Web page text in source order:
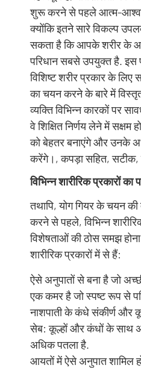
शुरू करने से पहले आत्म-
क्योंकि इतने सारे विकल्प
सकता है कि आपके शरीर के
परिधान सबसे उपयुक्त है. इस
विशिष्ट शरीर प्रकार के
का चयन करने के बारे में
व्यक्ति विभिन्न कारकों पर
वे शिक्षित निर्णय लेने में
को बेहतर बनाएंगे और उनके
करेंगे।, कपड़ा सहित, सटीक,
विभिन्न शारीरिक प्रकारों का
तथापि, योग गियर के चयन की
करने से पहले, विभिन्न
विशेषताओं की ठोस समझ
शारीरिक प्रकारों में से हैं:
ऐसे अनुपातों से बना है जो
एक कमर है जो स्पष्ट रूप से
नाशपाती के कंधे संकीर्ण और
सेब: कूल्हों और कंधों के साथ
अधिक पतला है.
आयतों में ऐसे अनुपात शामिल